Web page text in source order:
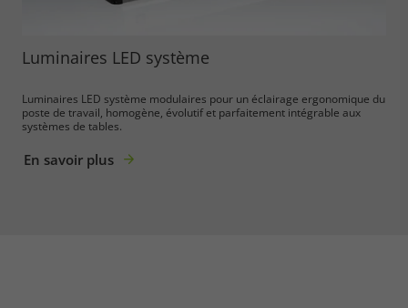
Luminaires LED système
Luminaires LED système modulaires pour un éclairage ergonomique du
poste de travail, homogène, évolutif et parfaitement intégrable aux
systèmes de tables.
En savoir plus